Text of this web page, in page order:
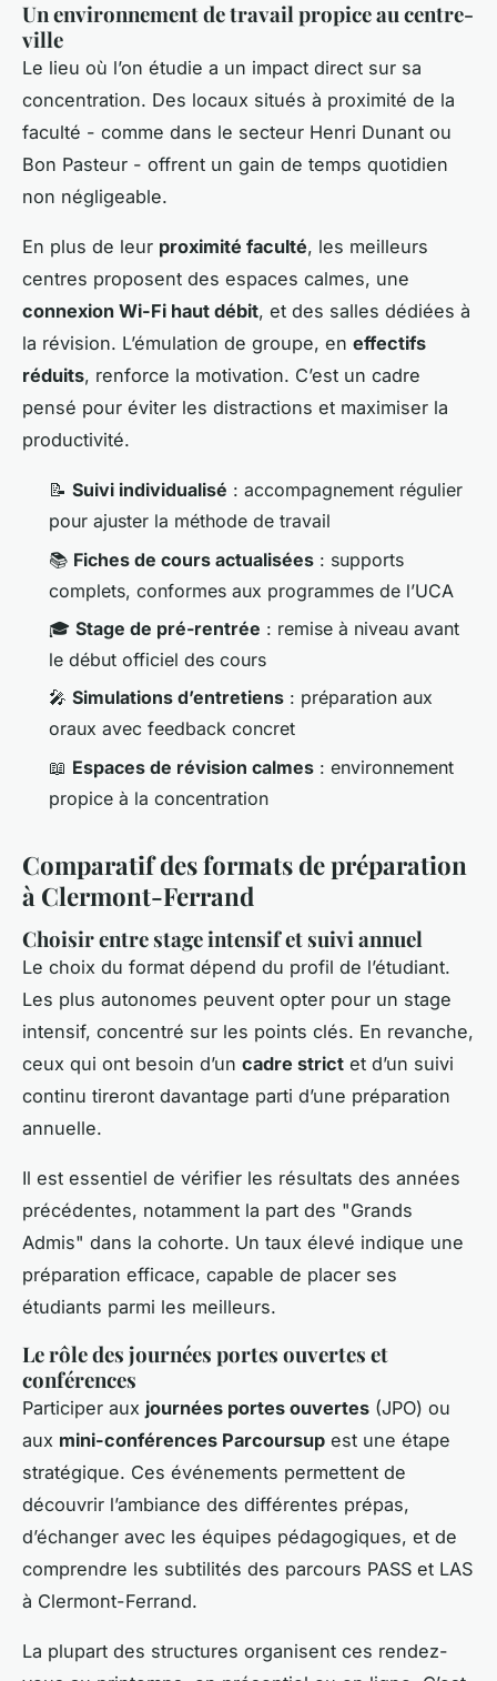
Un environnement de travail propice au centre-
ville
Le lieu où l’on étudie a un impact direct sur sa
concentration. Des locaux situés à proximité de la
faculté - comme dans le secteur Henri Dunant ou
Bon Pasteur - offrent un gain de temps quotidien
non négligeable.
En plus de leur proximité faculté, les meilleurs
centres proposent des espaces calmes, une
connexion Wi-Fi haut débit, et des salles dédiées à
la révision. L’émulation de groupe, en effectifs
réduits, renforce la motivation. C’est un cadre
pensé pour éviter les distractions et maximiser la
productivité.
📝 Suivi individualisé : accompagnement régulier
pour ajuster la méthode de travail
📚 Fiches de cours actualisées : supports
complets, conformes aux programmes de l’UCA
🎓 Stage de pré-rentrée : remise à niveau avant
le début officiel des cours
🎤 Simulations d’entretiens : préparation aux
oraux avec feedback concret
📖 Espaces de révision calmes : environnement
propice à la concentration
Comparatif des formats de préparation
à Clermont-Ferrand
Choisir entre stage intensif et suivi annuel
Le choix du format dépend du profil de l’étudiant.
Les plus autonomes peuvent opter pour un stage
intensif, concentré sur les points clés. En revanche,
ceux qui ont besoin d’un cadre strict et d’un suivi
continu tireront davantage parti d’une préparation
annuelle.
Il est essentiel de vérifier les résultats des années
précédentes, notamment la part des "Grands
Admis" dans la cohorte. Un taux élevé indique une
préparation efficace, capable de placer ses
étudiants parmi les meilleurs.
Le rôle des journées portes ouvertes et
conférences
Participer aux journées portes ouvertes (JPO) ou
aux mini-conférences Parcoursup est une étape
stratégique. Ces événements permettent de
découvrir l’ambiance des différentes prépas,
d’échanger avec les équipes pédagogiques, et de
comprendre les subtilités des parcours PASS et LAS
à Clermont-Ferrand.
La plupart des structures organisent ces rendez-